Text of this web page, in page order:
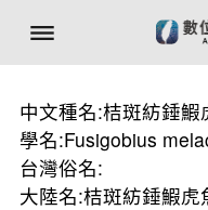
中文種名:桔斑紡錘鰕
學名:Fusigobius
台灣俗名:
大陸名:桔斑紡錘鰕虎